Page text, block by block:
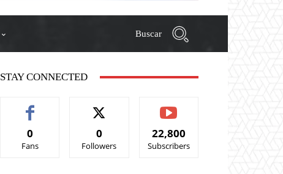
Buscar
STAY CONNECTED
0
Fans
0
Followers
22,800
Subscribers